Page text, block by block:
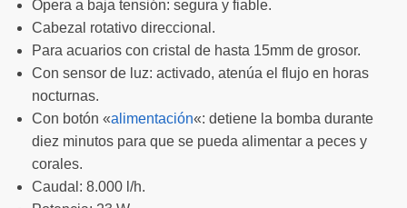
Opera a baja tensión: segura y fiable.
Cabezal rotativo direccional.
Para acuarios con cristal de hasta 15mm de grosor.
Con sensor de luz: activado, atenúa el flujo en horas
nocturnas.
Con botón «alimentación«: detiene la bomba durante
diez minutos para que se pueda alimentar a peces y
corales.
Caudal: 8.000 l/h.